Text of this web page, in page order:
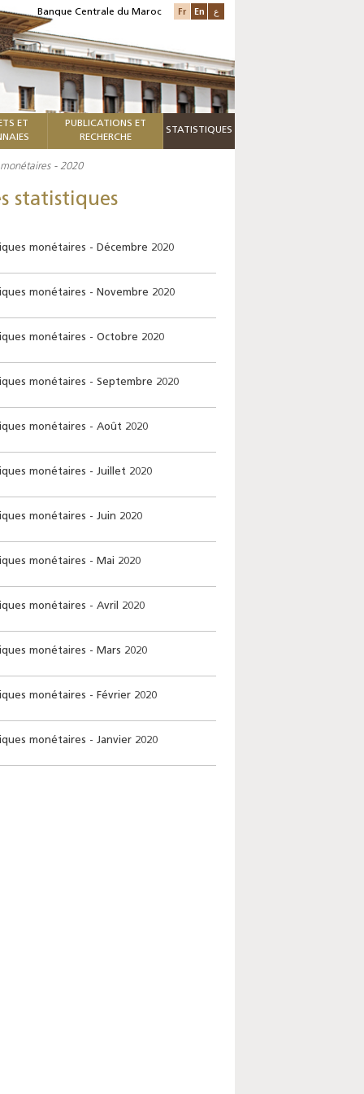
Banque Centrale du Maroc Fr En ع
ET
PUBLICATIONS ET
RECHERCHE
STATISTIQUES
- 2020
statistiques
monétaires - Décembre 2020
monétaires - Novembre 2020
monétaires - Octobre 2020
monétaires - Septembre 2020
monétaires - Août 2020
monétaires - Juillet 2020
monétaires - Juin 2020
monétaires - Mai 2020
monétaires - Avril 2020
monétaires - Mars 2020
monétaires - Février 2020
monétaires - Janvier 2020